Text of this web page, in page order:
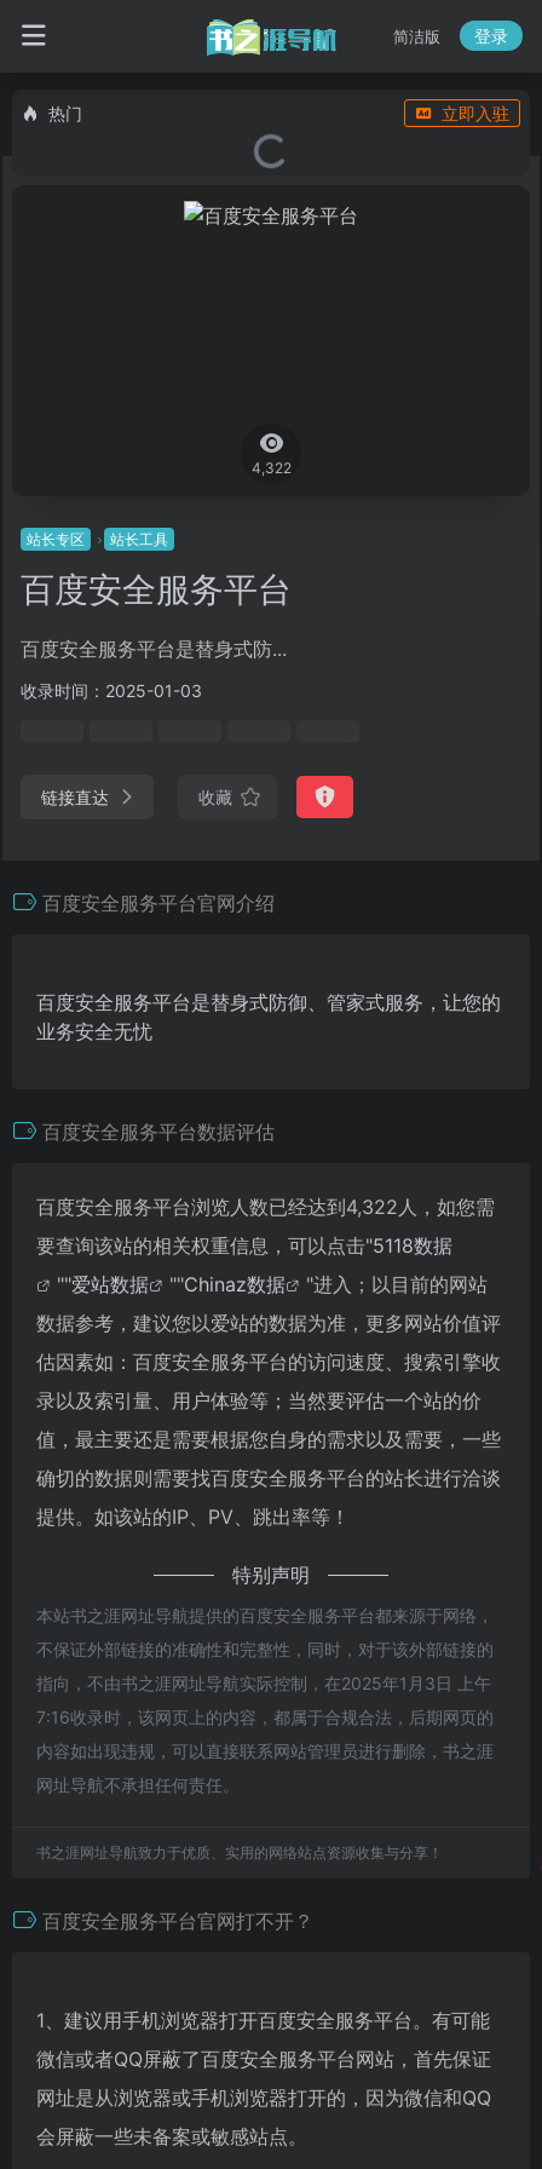
简洁版 登录
热门 立即入驻
4,322
站长专区 站长工具
百度安全服务平台
百度安全服务平台是替身式防...
收录时间：2025-01-03
链接直达 收藏
百度安全服务平台官网介绍
百度安全服务平台是替身式防御、管家式服务，让您的
业务安全无忧
百度安全服务平台数据评估
百度安全服务平台浏览人数已经达到4,322人，如您需
要查询该站的相关权重信息，可以点击"5118数据
""爱站数据 ""Chinaz数据
"进入；以目前的网站
数据参考，建议您以爱站的数据为准，更多网站价值评
估因素如：百度安全服务平台的访问速度、搜索引擎收
录以及索引量、用户体验等；当然要评估一个站的价
值，最主要还是需要根据您自身的需求以及需要，一些
确切的数据则需要找百度安全服务平台的站长进行洽谈
提供。如该站的IP、PV、跳出率等！
特别声明
本站书之涯网址导航提供的百度安全服务平台都来源于网络，
不保证外部链接的准确性和完整性，同时，对于该外部链接的
指向，不由书之涯网址导航实际控制，在2025年1月3日 上午
7:16收录时，该网页上的内容，都属于合规合法，后期网页的
内容如出现违规，可以直接联系网站管理员进行删除，书之涯
网址导航不承担任何责任。
书之涯网址导航致力于优质、实用的网络站点资源收集与分享！
百度安全服务平台官网打不开？
1、建议用手机浏览器打开百度安全服务平台。有可能
微信或者QQ屏蔽了百度安全服务平台网站，首先保证
网址是从浏览器或手机浏览器打开的，因为微信和QQ
会屏蔽一些未备案或敏感站点。